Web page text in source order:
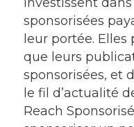
sponsorisées
leur portée.
que leurs
sponsorisées, et
le fil d’actualité
Reach